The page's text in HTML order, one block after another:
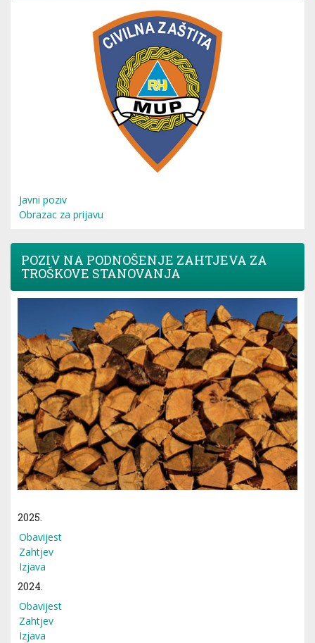
Javni poziv
Obrazac za prijavu
POZIV NA PODNOŠENJE ZAHTJEVA ZA
TROŠKOVE STANOVANJA
2025.
Obavijest
Zahtjev
Izjava
2024.
Obavijest
Zahtjev
Izjava